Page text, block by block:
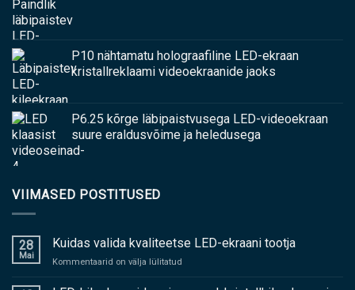
P10 nähtamatu holograafiline LED-ekraan
kristallreklaami videoekraanide jaoks
P6.25 kõrge läbipaistvusega LED-videoekraan
suure eraldusvõime ja heledusega
VIIMASED POSTITUSED
28
Mai
Kuidas valida kvaliteetse LED-ekraani tootja
Kommentaarid on välja lülitatud